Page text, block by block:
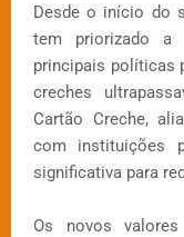
Desde o início do
tem priorizado a
principais políticas
creches
Cartão Creche,
com instituições
significativa para
Os novos